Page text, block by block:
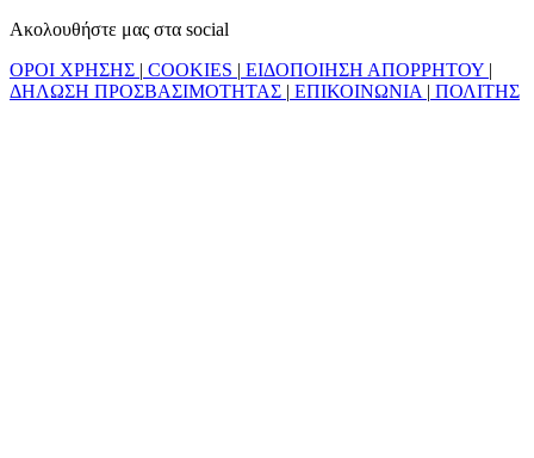
Ακολουθήστε μας στα social
ΟΡΟΙ ΧΡΗΣΗΣ | COOKIES | ΕΙΔΟΠΟΙΗΣΗ ΑΠΟΡΡΗΤΟΥ |
ΔΗΛΩΣΗ ΠΡΟΣΒΑΣΙΜΟΤΗΤΑΣ | ΕΠΙΚΟΙΝΩΝΙΑ | ΠΟΛΙΤΗΣ